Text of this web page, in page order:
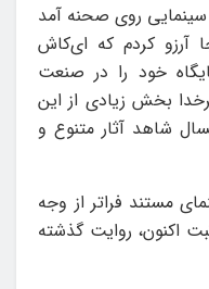
روی صحنه آمد
کردم که ای‌کاش
خود را در صنعت
بخش زیادی از این
شاهد آثار متنوع و
مستند فراتر از وجه
اکنون، روایت گذشته